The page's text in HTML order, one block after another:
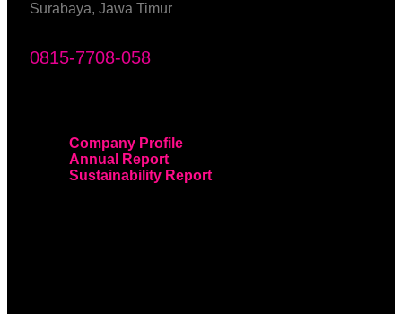
Surabaya, Jawa Timur
0815-7708-058
Company Profile
Annual Report
Sustainability Report